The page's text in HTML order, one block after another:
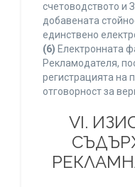
счетоводството и
добавената
единствено
(6) Електронната
Рекламодателя,
регистрацията на
отговорност за
VI.